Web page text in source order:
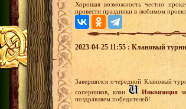
Хорошая возможность честно
провести праздники в любимом
2023-04-25 11:55 : Клановый
Завершился очередной Клановый
соперников, клан
Инквизиция
поздравляем победителей!